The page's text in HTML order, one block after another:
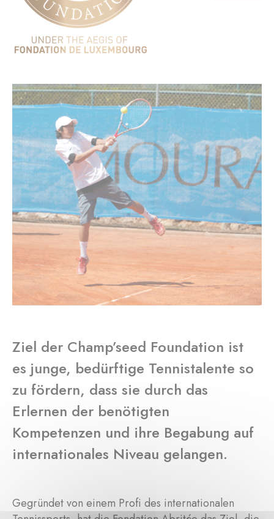
Ziel der Champ’seed Foundation ist
es junge, bedürftige Tennistalente so
zu fördern, dass sie durch das
Erlernen der benötigten
Kompetenzen und ihre Begabung auf
internationales Niveau gelangen.
Gegründet von einem Profi des internationalen